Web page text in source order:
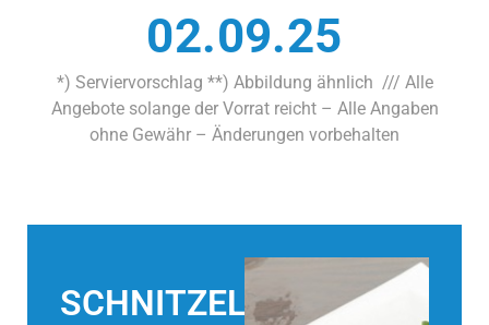
02.09.25
*) Serviervorschlag **) Abbildung ähnlich /// Alle
Angebote solange der Vorrat reicht – Alle Angaben
ohne Gewähr – Änderungen vorbehalten
SCHNITZEL